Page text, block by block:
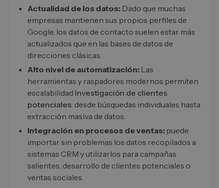
Actualidad de los datos: Dado que muchas
empresas mantienen sus propios perfiles de
Google, los datos de contacto suelen estar más
actualizados que en las bases de datos de
direcciones clásicas.
Alto nivel de automatización: Las
herramientas y raspadores modernos permiten
escalabilidad Investigación de clientes
potenciales: desde búsquedas individuales hasta
extracción masiva de datos.
Integración en procesos de ventas: puede
importar sin problemas los datos recopilados a
sistemas CRM y utilizarlos para campañas
salientes, desarrollo de clientes potenciales o
ventas sociales.